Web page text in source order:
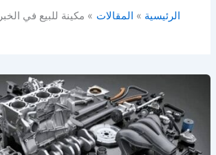
الرئيسية المقالات مكينة للبيع في الخبر
سيارات
للبيع
–
جربكسات